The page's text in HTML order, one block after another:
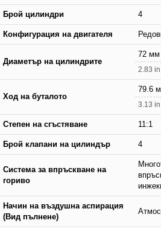
Брой цилиндри 4
Конфигурация на двигателя
Диаметър на цилиндрите
72 мм
2.83
Ход на буталото
79.6
3.13
Степен на сгъстяване 11:1
Брой клапани на цилиндър 4
Система за впръскване на
гориво
Начин на въздушна аспирация
(Вид пълнене)